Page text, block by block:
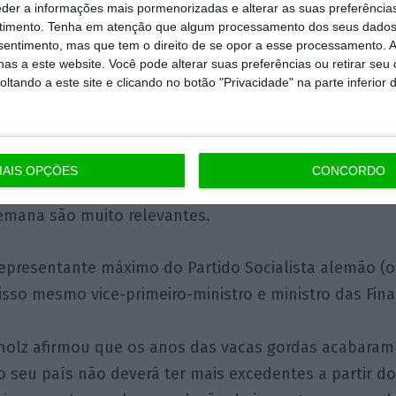
a informações mais pormenorizadas e alterar as suas
Tenha em atenção que algum processamento dos seus
mas que tem o direito de se opor a esse processamento.
a este website. Você pode alterar suas preferências ou retirar seu
a este site e clicando no botão "Privacidade" na parte inferior
OPÇÕES CONCORDO
quem diga que quem tem estabelecimento em
em Nova Iorque, onde a regulação é
mais severas…
o grande aviso à navegação
ministro alemão das Finanças — a voz do motor
são muito relevantes.
máximo do Partido Socialista alemão (o
mesmo vice-primeiro-ministro e ministro das
afirmou que os anos das vacas gordas
seu país não deverá ter mais excedentes a partir